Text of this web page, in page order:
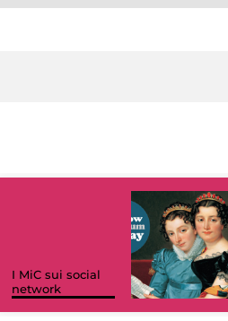
I MiC sui social
network